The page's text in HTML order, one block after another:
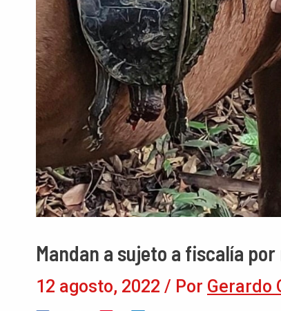
Mandan a sujeto a fiscalía
12 agosto, 2022 / Por Gerardo